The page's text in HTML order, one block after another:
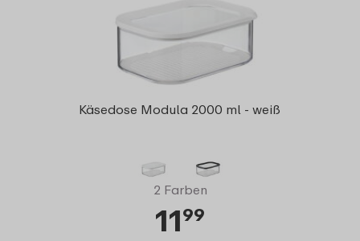
Käsedose Modula 2000 ml - weiß
2 Farben
1199